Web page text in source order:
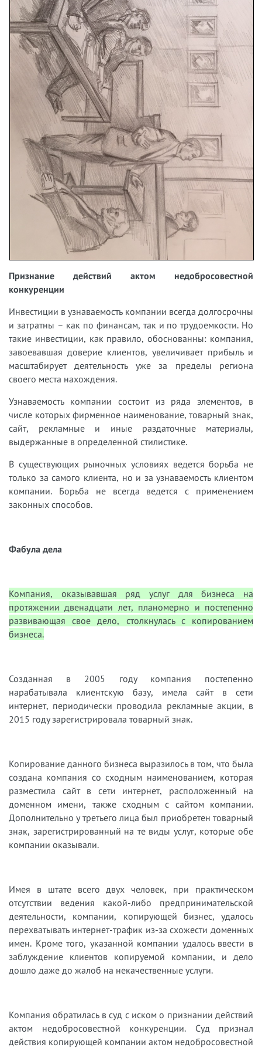
Признание действий актом недобросовестной
конкуренции
Инвестиции в узнаваемость компании всегда долгосрочны
и затратны – как по финансам, так и по трудоемкости. Но
такие инвестиции, как правило, обоснованны: компания,
завоевавшая доверие клиентов, увеличивает прибыль и
масштабирует деятельность уже за пределы региона
своего места нахождения.
Узнаваемость компании состоит из ряда элементов, в
числе которых фирменное наименование, товарный знак,
сайт, рекламные и иные раздаточные материалы,
выдержанные в определенной стилистике.
В существующих рыночных условиях ведется борьба не
только за самого клиента, но и за узнаваемость клиентом
компании. Борьба не всегда ведется с применением
законных способов.
Фабула дела
Компания, оказывавшая ряд услуг для бизнеса на
протяжении двенадцати лет, планомерно и постепенно
развивающая свое дело, столкнулась с копированием
бизнеса.
Созданная в 2005 году компания постепенно
нарабатывала клиентскую базу, имела сайт в сети
интернет, периодически проводила рекламные акции, в
2015 году зарегистрировала товарный знак.
Копирование данного бизнеса выразилось в том, что была
создана компания со сходным наименованием, которая
разместила сайт в сети интернет, расположенный на
доменном имени, также сходным с сайтом компании.
Дополнительно у третьего лица был приобретен товарный
знак, зарегистрированный на те виды услуг, которые обе
компании оказывали.
Имея в штате всего двух человек, при практическом
отсутствии ведения какой-либо предпринимательской
деятельности, компании, копирующей бизнес, удалось
перехватывать интернет-трафик из-за схожести доменных
имен. Кроме того, указанной компании удалось ввести в
заблуждение клиентов копируемой компании, и дело
дошло даже до жалоб на некачественные услуги.
Компания обратилась в суд с иском о признании действий
актом недобросовестной конкуренции. Суд признал
действия копирующей компании актом недобросовестной